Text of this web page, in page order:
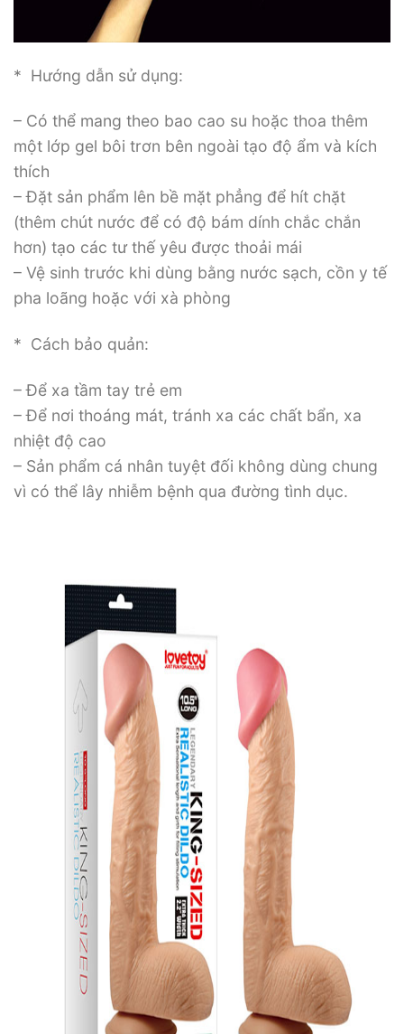
* Hướng dẫn sử dụng:
– Có thể mang theo bao cao su hoặc thoa thêm
một lớp gel bôi trơn bên ngoài tạo độ ẩm và kích
thích
– Đặt sản phẩm lên bề mặt phẳng để hít chặt
(thêm chút nước để có độ bám dính chắc chắn
hơn) tạo các tư thế yêu được thoải mái
– Vệ sinh trước khi dùng bằng nước sạch, cồn y tế
pha loãng hoặc với xà phòng
* Cách bảo quản:
– Để xa tầm tay trẻ em
– Để nơi thoáng mát, tránh xa các chất bẩn, xa
nhiệt độ cao
– Sản phẩm cá nhân tuyệt đối không dùng chung
vì có thể lây nhiễm bệnh qua đường tình dục.